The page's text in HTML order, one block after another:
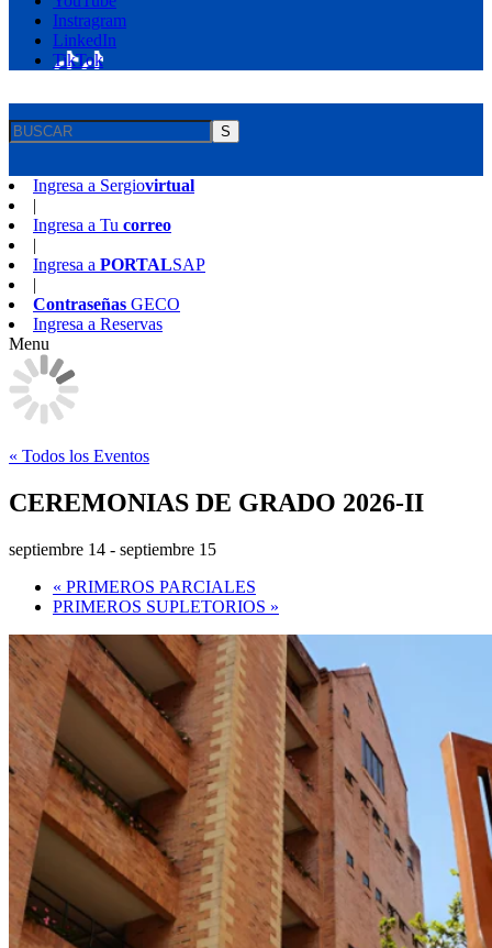
Instragram
LinkedIn
TikTok
S
Ingresa a Sergiovirtual
|
Ingresa a Tu correo
|
Ingresa a PORTALSAP
|
Contraseñas GECO
Ingresa a Reservas
Menu
« Todos los Eventos
CEREMONIAS DE GRADO 2026-II
septiembre 14 - septiembre 15
« PRIMEROS PARCIALES
PRIMEROS SUPLETORIOS »